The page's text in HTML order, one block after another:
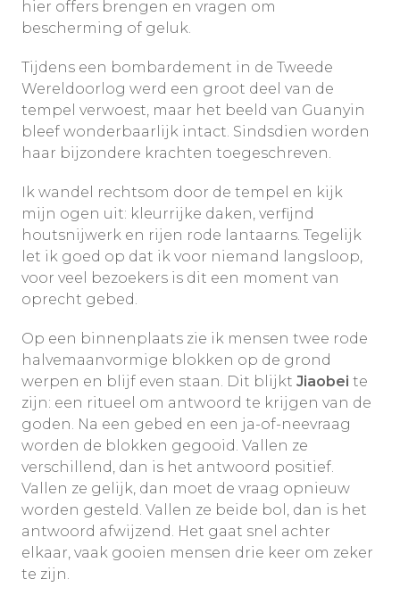
hier offers brengen en vragen om
bescherming of geluk.
Tijdens een bombardement in de Tweede
Wereldoorlog werd een groot deel van de
tempel verwoest, maar het beeld van Guanyin
bleef wonderbaarlijk intact. Sindsdien worden
haar bijzondere krachten toegeschreven.
Ik wandel rechtsom door de tempel en kijk
mijn ogen uit: kleurrijke daken, verfijnd
houtsnijwerk en rijen rode lantaarns. Tegelijk
let ik goed op dat ik voor niemand langsloop,
voor veel bezoekers is dit een moment van
oprecht gebed.
Op een binnenplaats zie ik mensen twee rode
halvemaanvormige blokken op de grond
werpen en blijf even staan. Dit blijkt Jiaobei te
zijn: een ritueel om antwoord te krijgen van de
goden. Na een gebed en een ja-of-neevraag
worden de blokken gegooid. Vallen ze
verschillend, dan is het antwoord positief.
Vallen ze gelijk, dan moet de vraag opnieuw
worden gesteld. Vallen ze beide bol, dan is het
antwoord afwijzend. Het gaat snel achter
elkaar, vaak gooien mensen drie keer om zeker
te zijn.